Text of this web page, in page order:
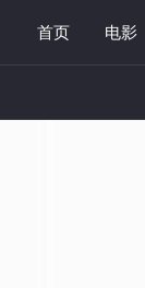
首页 电影